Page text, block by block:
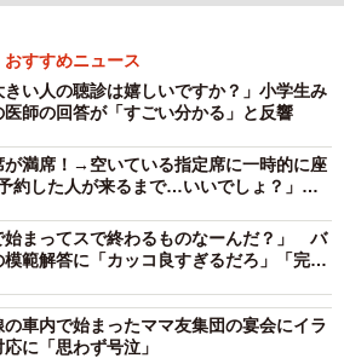
おすすめニュース
きい人の聴診は嬉しいですか？」小学生み
師の回答が「すごい分かる」と反響
が満席！→空いている指定席に一時的に座
約した人が来るまで…いいでしょ？」
始まってスで終わるものなーんだ？」 バ
範解答に「カッコ良すぎるだろ」「完璧
の車内で始まったママ友集団の宴会にイラ
に「思わず号泣」